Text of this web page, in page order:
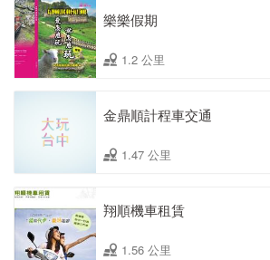
樂樂假期
1.2 公里
金鼎順計程車交通
1.47 公里
翔順機車租賃
1.56 公里